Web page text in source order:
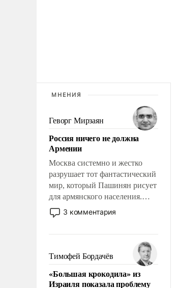
МНЕНИЯ
Геворг Мирзаян
Россия ничего не должна
Армении
Москва системно и жестко
разрушает тот фантастический
мир, который Пашинян рисует
для армянского населения.
Мир, где этому населению все
должны просто по
политические прожекты будут
беспрекословно оплачиваться
за счет российских
налогоплательщиков и где за
свои поступки не нужно
3 комментария
Тимофей Бордачёв
«Большая крокодила» из
Израиля показала проблему